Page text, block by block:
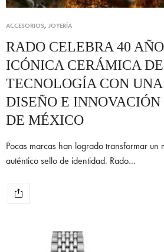
ACCESORIOS, JOYERÍA
RADO CELEBRA 40
ICÓNICA CERÁMICA
TECNOLOGÍA CON
DISEÑO E
DE MÉXICO
Pocas marcas han logrado transformar un
auténtico sello de identidad. Rado…